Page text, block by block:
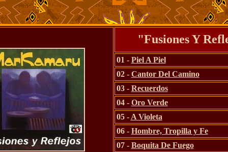
"Fusiones Y
01 - Piel A Piel
02 - Cantor Del Camino
03 - Recuerdos
04 - Oro Verde
05 - A Violeta
06 - Hombre, Tropilla y Fe
07 - Boquita De Fuego